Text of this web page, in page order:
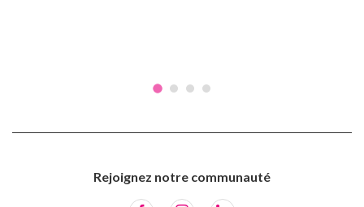
Rejoignez notre communauté